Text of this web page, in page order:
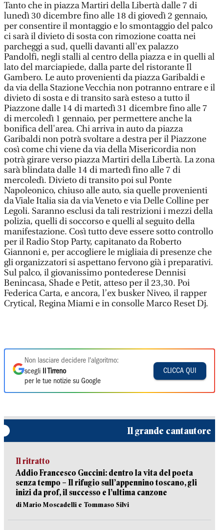
Tanto che in piazza Martiri della Libertà dalle 7 di
lunedì 30 dicembre fino alle 18 di giovedì 2 gennaio,
per consentire il montaggio e lo smontaggio del palco
ci sarà il divieto di sosta con rimozione coatta nei
parcheggi a sud, quelli davanti all'ex palazzo
Pandolfi, negli stalli al centro della piazza e in quelli al
lato del marciapiede, dalla parte del ristorante Il
Gambero. Le auto provenienti da piazza Garibaldi e
da via della Stazione Vecchia non potranno entrare e il
divieto di sosta e di transito sarà esteso a tutto il
Piazzone dalle 14 di martedì 31 dicembre fino alle 7
di mercoledì 1 gennaio, per permettere anche la
bonifica dell'area. Chi arriva in auto da piazza
Garibaldi non potrà svoltare a destra per il Piazzone
così come chi viene da via della Misericordia non
potrà girare verso piazza Martiri della Libertà. La zona
sarà blindata dalle 14 di martedì fino alle 7 di
mercoledì. Divieto di transito poi sul Ponte
Napoleonico, chiuso alle auto, sia quelle provenienti
da Viale Italia sia da via Veneto e via Delle Colline per
Legoli. Saranno esclusi da tali restrizioni i mezzi della
polizia, quelli di soccorso e quelli al seguito della
manifestazione. Così tutto deve essere sotto controllo
per il Radio Stop Party, capitanato da Roberto
Giannoni e, per accogliere le migliaia di presenze che
gli organizzatori si aspettano fervono già i preparativi.
Sul palco, il giovanissimo pontederese Dennisi
Benincasa, Shade e Petit, atteso per il 23,30. Poi
Federica Carta, e ancora, l’ex busker Niveo, il rapper
Crytical, Regina Miami e in consolle Marco Reset Dj.
Non lasciare decidere l'algoritmo:
scegli
Il Tirreno
per le tue notizie su Google
CLICCA QUI
Il grande cantautore
Il ritratto
Addio Francesco Guccini: dentro la vita del poeta
senza tempo – Il rifugio sull’appennino toscano, gli
inizi da prof, il successo e l’ultima canzone
di Mario Moscadelli e Tommaso Silvi